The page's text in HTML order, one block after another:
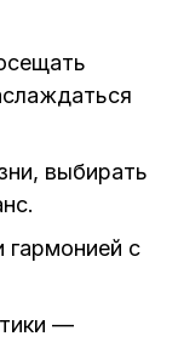
выбирать
с
—